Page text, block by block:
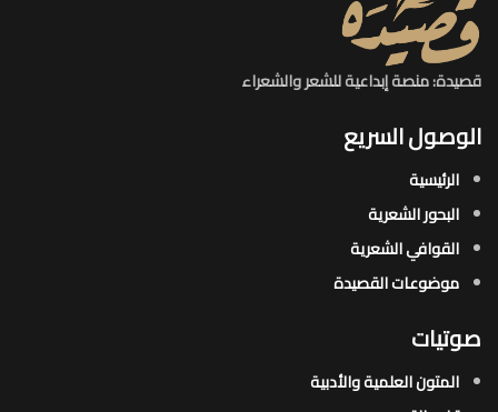
قصيدة: منصة إبداعية للشعر والشعراء
الوصول السريع
الرئيسية
البحور الشعرية​
القوافي الشعرية​
موضوعات القصيدة​
صوتيات
المتون العلمية والأدبية